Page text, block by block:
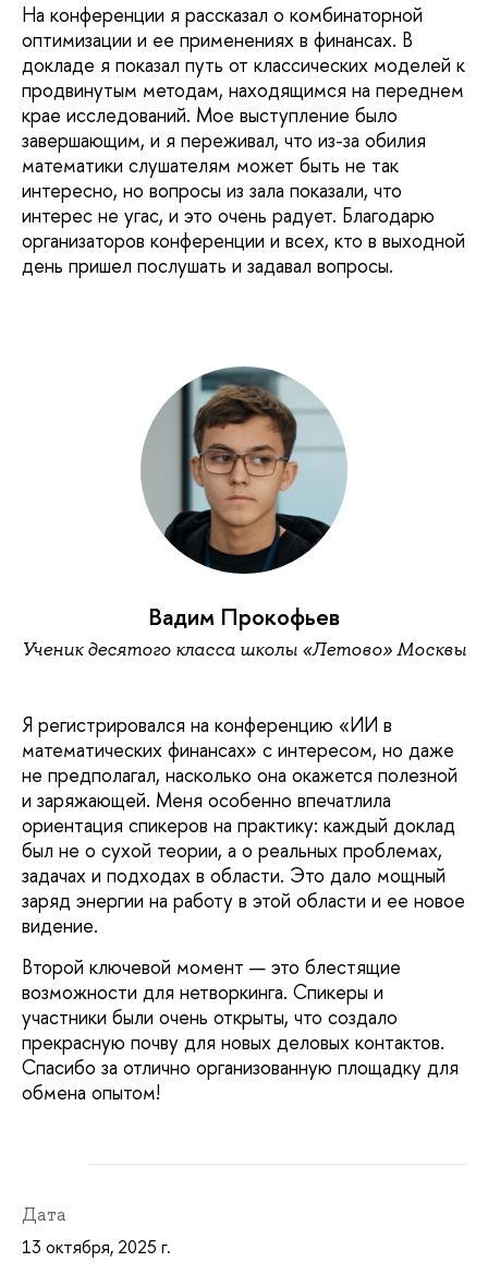
На конференции я рассказал о комбинаторной
оптимизации и ее применениях в финансах. В
докладе я показал путь от классических моделей к
продвинутым методам, находящимся на переднем
крае исследований. Мое выступление было
завершающим, и я переживал, что из-за обилия
математики слушателям может быть не так
интересно, но вопросы из зала показали, что
интерес не угас, и это очень радует. Благодарю
организаторов конференции и всех, кто в выходной
день пришел послушать и задавал вопросы.
Вадим Прокофьев
Ученик десятого класса школы «Летово» Москвы
Я регистрировался на конференцию «ИИ в
математических финансах» с интересом, но даже
не предполагал, насколько она окажется полезной
и заряжающей. Меня особенно впечатлила
ориентация спикеров на практику: каждый доклад
был не о сухой теории, а о реальных проблемах,
задачах и подходах в области. Это дало мощный
заряд энергии на работу в этой области и ее новое
видение.
Второй ключевой момент — это блестящие
возможности для нетворкинга. Спикеры и
участники были очень открыты, что создало
прекрасную почву для новых деловых контактов.
Спасибо за отлично организованную площадку для
обмена опытом!
Дата
13 октября, 2025 г.